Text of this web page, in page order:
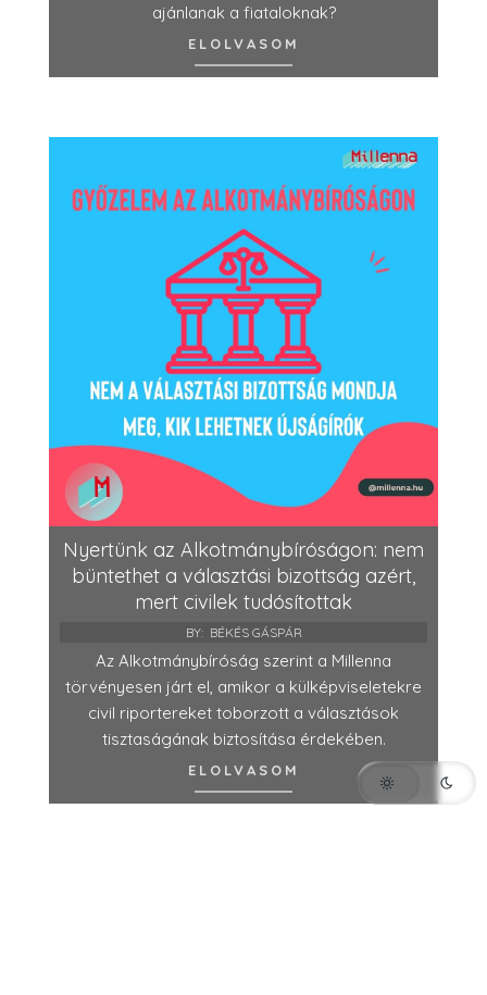
ajánlanak a fiataloknak?
ELOLVASOM
Nyertünk az Alkotmánybíróságon: nem
büntethet a választási bizottság azért,
mert civilek tudósítottak
BY: BÉKÉS GÁSPÁR
Az Alkotmánybíróság szerint a Millenna
törvényesen járt el, amikor a külképviseletekre
civil riportereket toborzott a választások
tisztaságának biztosítása érdekében.
ELOLVASOM